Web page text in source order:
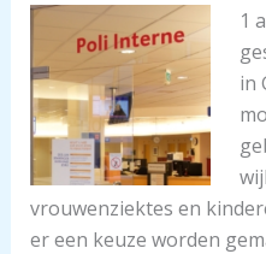
1
in
vrouwenziektes en
er een keuze worden